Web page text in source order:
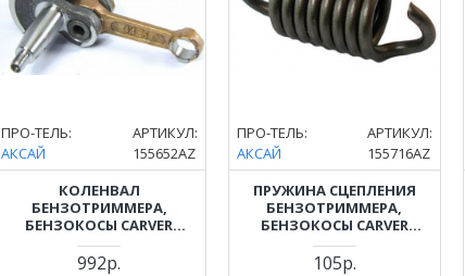
ПРО-ТЕЛЬ:
АКСАЙ
АРТИКУЛ:
155652AZ
КОЛЕНВАЛ
БЕНЗОТРИММЕРА,
БЕНЗОКОСЫ CARVER
(КАРВЕР) GBC-052, PBC-52,
GBC-052 PRO
992р.
ПРО-ТЕЛЬ:
АКСАЙ
АРТИКУЛ:
155716AZ
ПРУЖИНА СЦЕПЛЕНИЯ
БЕНЗОТРИММЕРА,
БЕНЗОКОСЫ CARVER
(КАРВЕР) GBC-033, GBC-043,
GBC-052
105р.